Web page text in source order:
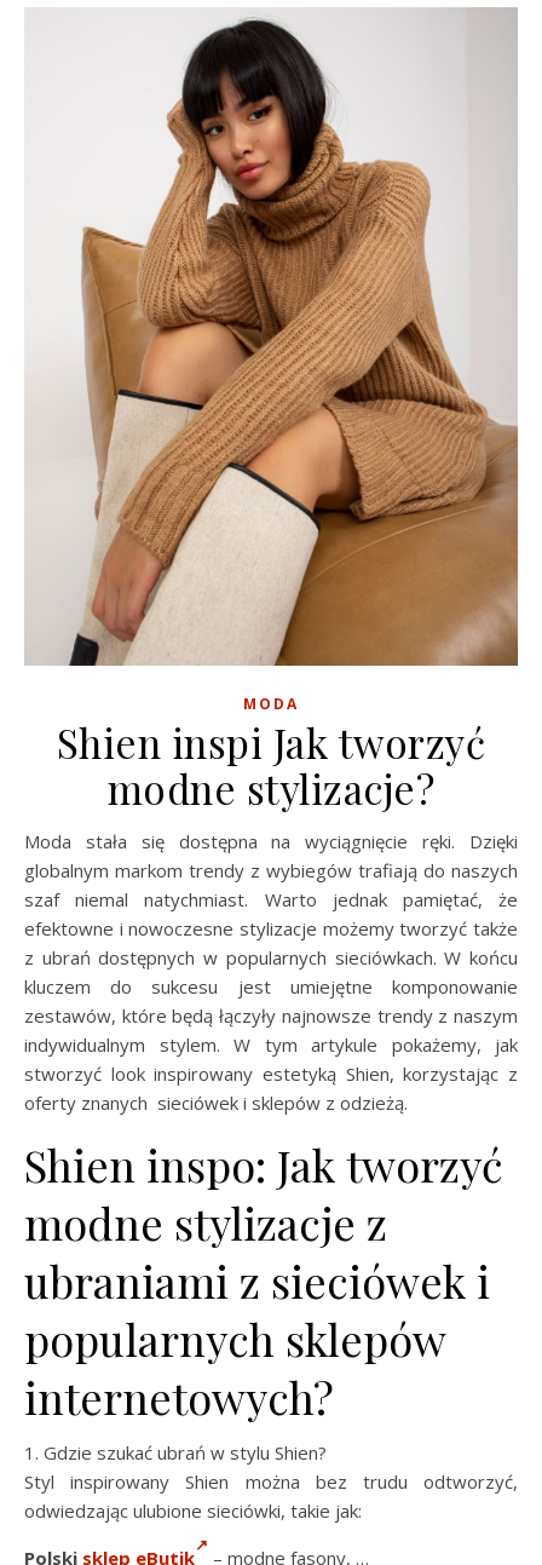
MODA
Shien inspi Jak tworzyć
modne stylizacje?
Moda stała się dostępna na wyciągnięcie ręki. Dzięki
globalnym markom trendy z wybiegów trafiają do naszych
szaf niemal natychmiast. Warto jednak pamiętać, że
efektowne i nowoczesne stylizacje możemy tworzyć także
z ubrań dostępnych w popularnych sieciówkach. W końcu
kluczem do sukcesu jest umiejętne komponowanie
zestawów, które będą łączyły najnowsze trendy z naszym
indywidualnym stylem. W tym artykule pokażemy, jak
stworzyć look inspirowany estetyką Shien, korzystając z
oferty znanych sieciówek i sklepów z odzieżą.
Shien inspo: Jak tworzyć
modne stylizacje z
ubraniami z sieciówek i
popularnych sklepów
internetowych?
1. Gdzie szukać ubrań w stylu Shien?
Styl inspirowany Shien można bez trudu odtworzyć,
odwiedzając ulubione sieciówki, takie jak:
Polski sklep eButik – modne fasony, …